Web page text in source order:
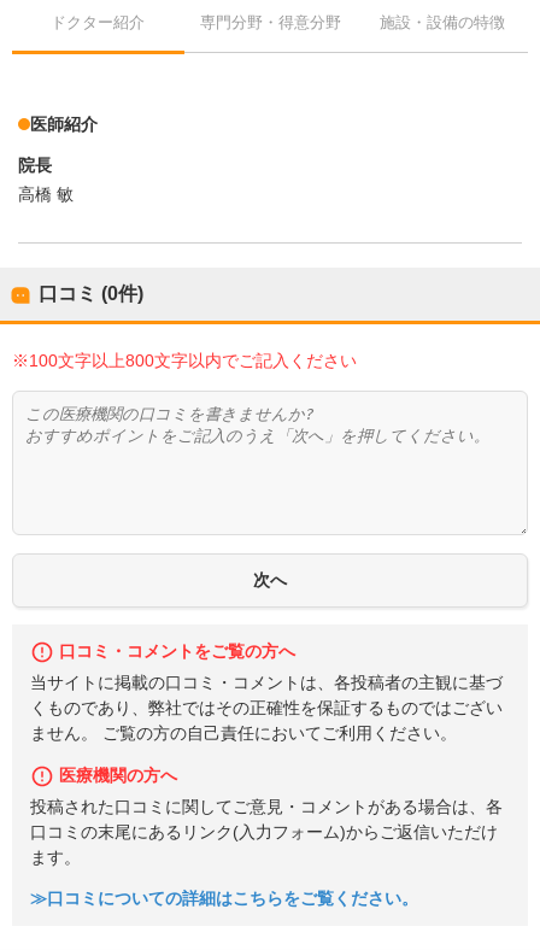
ドクター紹介 専門分野・得意分野 施設・設備の特徴
医師紹介
院長
高橋 敏
口コミ (0件)
※100文字以上800文字以内でご記入ください
口コミ・コメントをご覧の方へ
当サイトに掲載の口コミ・コメントは、各投稿者の主観に基づ
くものであり、弊社ではその正確性を保証するものではござい
ません。 ご覧の方の自己責任においてご利用ください。
医療機関の方へ
投稿された口コミに関してご意見・コメントがある場合は、各
口コミの末尾にあるリンク(入力フォーム)からご返信いただけ
ます。
≫口コミについての詳細はこちらをご覧ください。